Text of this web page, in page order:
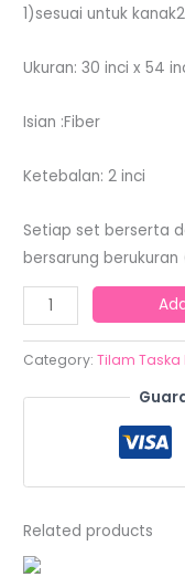
1)sesuai untuk
Ukuran: 30 inci x 54
Isian :Fiber
Ketebalan: 2 inci
Setiap set berserta
bersarung berukuran
Category:Tilam Taska
Related products